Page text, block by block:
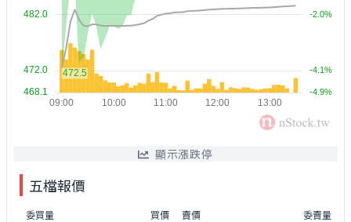
顯示漲跌停
五檔報價
委買量
買價
賣價
委賣量